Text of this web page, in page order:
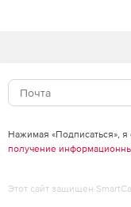
сервера
чтение».
– выбор
файлами.
Нажимая «Подписаться», я
получение
Этот сайт защищен